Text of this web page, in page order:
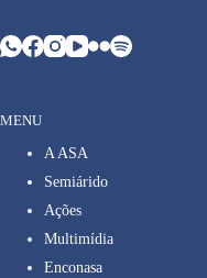
MENU
A ASA
Semiárido
Ações
Multimídia
Enconasa